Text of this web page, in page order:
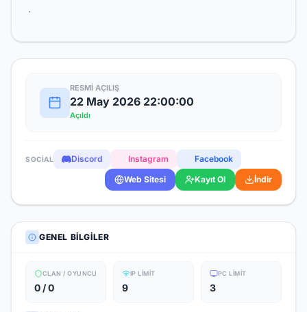
.
RESMI AÇILIŞ
22 May 2026 22:00:00
Açıldı
SOCIAL Discord Instagram
Facebook
Web Sitesi
Kayıt Ol İndir
GENEL BILGILER
CLAN / OYUNCU
0 / 0
IP LIMIT
9
PC LIMIT
3